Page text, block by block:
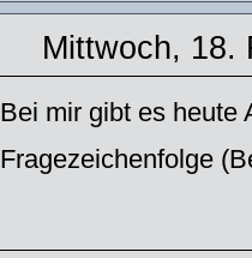
Mittwoch, 18.
Bei mir gibt es heute
Fragezeichenfolge